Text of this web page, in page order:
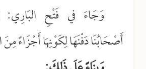
وَجَاءَ في فَتْحِ
أَصْحَابُنَا دَفْنَهَا لِكَوْنِهَا أَجْزَاءً